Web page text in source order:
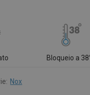
Bloqueio a
Nox